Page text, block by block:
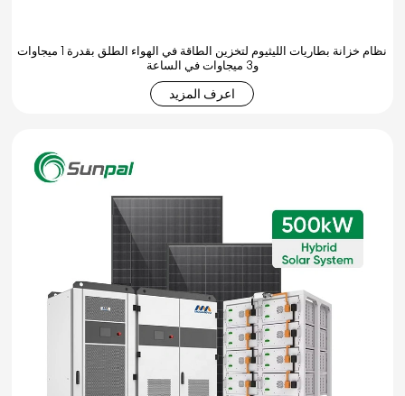
نظام خزانة بطاريات الليثيوم لتخزين الطاقة في الهواء الطلق بقدرة 1 ميجاوات
و3 ميجاوات في الساعة
اعرف المزيد